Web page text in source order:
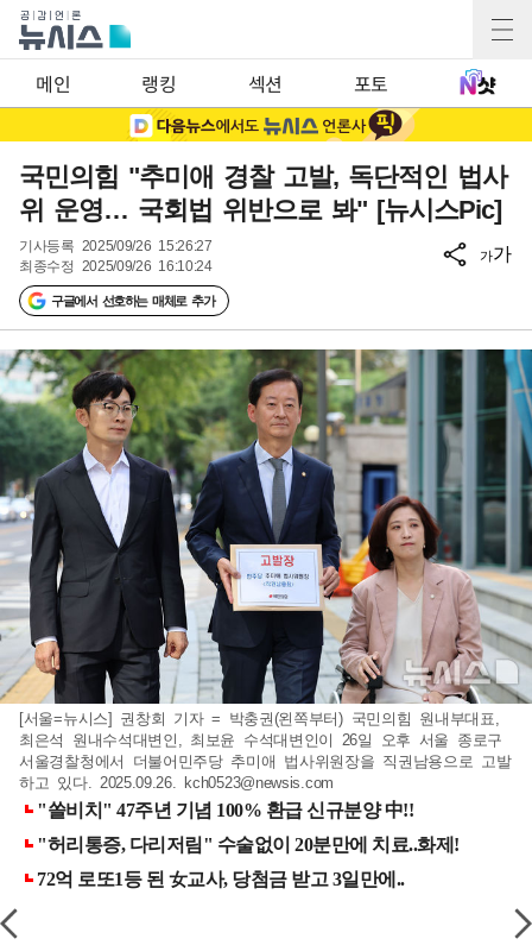
메인 랭킹 섹션 포토
국민의힘 "추미애 경찰 고발, 독단적인 법사
위 운영… 국회법 위반으로 봐" [뉴시스Pic]
기사등록 2025/09/26 15:26:27
최종수정 2025/09/26 16:10:24
구글에서 선호하는 매체로 추가
가가
[서울=뉴시스] 권창회 기자 = 박충권(왼쪽부터) 국민의힘 원내부대표,
최은석 원내수석대변인, 최보윤 수석대변인이 26일 오후 서울 종로구
서울경찰청에서 더불어민주당 추미애 법사위원장을 직권남용으로 고발
하고 있다. 2025.09.26. kch0523@newsis.com